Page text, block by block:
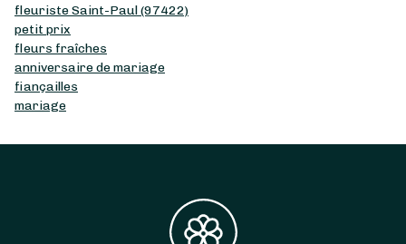
fleuriste Saint-Paul (97422)
petit prix
fleurs fraîches
anniversaire de mariage
fiançailles
mariage